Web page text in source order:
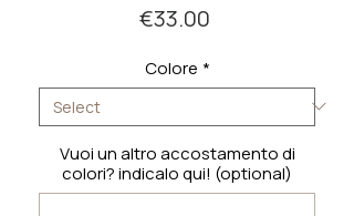
€33.00Price
Colore *
Vuoi un altro accostamento di
colori? indicalo qui! (optional)